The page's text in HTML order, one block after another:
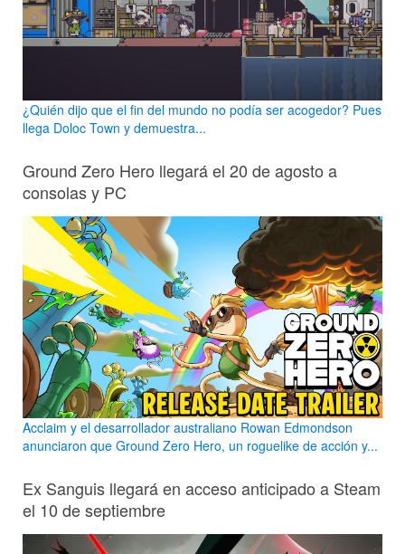
¿Quién dijo que el fin del mundo no podía ser acogedor? Pues
llega Doloc Town y demuestra...
Ground Zero Hero llegará el 20 de agosto a
consolas y PC
Acclaim y el desarrollador australiano Rowan Edmondson
anunciaron que Ground Zero Hero, un roguelike de acción y...
Ex Sanguis llegará en acceso anticipado a Steam
el 10 de septiembre